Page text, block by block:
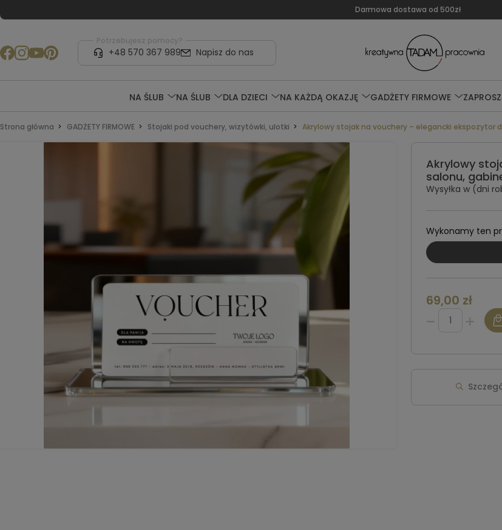
Darmowa dostawa od 500zł
Potrzebujesz pomocy?
+48 570 367 989 Napisz do nas
NA ŚLUB NA ŚLUB DLA DZIECI NA KAŻDĄ OKAZJĘ GADŻETY FIRMOWE
Strona główna GADŻETY FIRMOWE Stojaki pod vouchery, wizytówki, ulotki Akrylowy stojak na vouchery – elegancki ekspozytor
Akrylowy
salonu,
Wysyłka w (dni
Wykonamy ten
69,00 zł